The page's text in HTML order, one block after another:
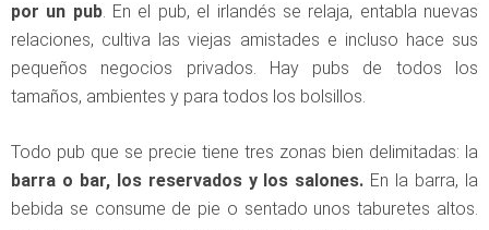
por un pub. En el pub, el irlandés se relaja, entabla nuevas
relaciones, cultiva las viejas amistades e incluso hace sus
pequeños negocios privados. Hay pubs de todos los
tamaños, ambientes y para todos los bolsillos.
Todo pub que se precie tiene tres zonas bien delimitadas: la
barra o bar, los reservados y los salones. En la barra, la
bebida se consume de pie o sentado unos taburetes altos.